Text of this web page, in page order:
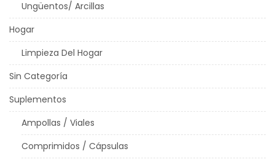
Ungüentos/ Arcillas
Hogar
Limpieza Del Hogar
Sin Categoría
Suplementos
Ampollas / Viales
Comprimidos / Cápsulas